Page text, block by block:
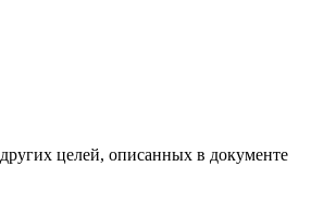
целей, описанных в документе